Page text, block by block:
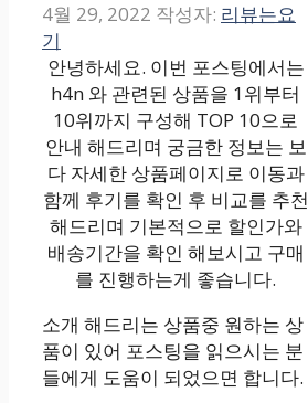
4월 29, 2022 작성자: 리뷰는요
기
안녕하세요. 이번 포스팅에서는
h4n 와 관련된 상품을 1위부터
10위까지 구성해 TOP 10으로
안내 해드리며 궁금한 정보는 보
다 자세한 상품페이지로 이동과
함께 후기를 확인 후 비교를 추천
해드리며 기본적으로 할인가와
배송기간을 확인 해보시고 구매
를 진행하는게 좋습니다.
소개 해드리는 상품중 원하는 상
품이 있어 포스팅을 읽으시는 분
들에게 도움이 되었으면 합니다.